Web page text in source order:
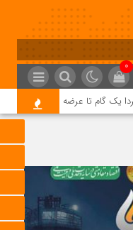
0
یک گام تا عرضه اولیه؛ نماد